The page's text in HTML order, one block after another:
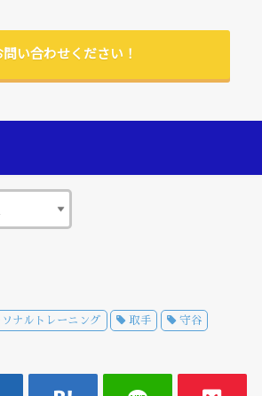
問い合わせください！
ソナルトレーニング 取手 守谷